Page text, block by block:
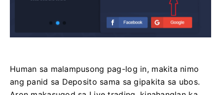
Human sa malampusong pag-log in, makita nimo
ang panid sa Deposito sama sa gipakita sa ubos.